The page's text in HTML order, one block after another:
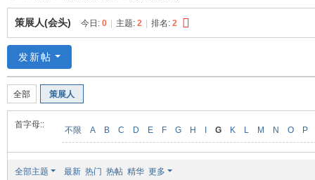
71
0
装
美
食
策展人(会头) 今日: 0 | 主题: 2 | 排名: 2
发新帖
全部 策展人
首字母::
不限 A B C D E F G H I G K L M N O P
全部主题 最新 热门 热帖 精华 更多